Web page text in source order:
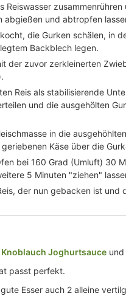
Reiswasser
abgießen und abtropfen
die Gurken schälen, in
Backblech legen.
der zuvor zerkleinerten
Reis als stabilisierende
und die ausgehölten
in die
Käse über die
bei 160 Grad (Umluft) 30
5 Minuten "ziehen"
der nun gebacken ist und
Knoblauch Joghurtsauce
passt perfekt.
Esser auch 2 alleine